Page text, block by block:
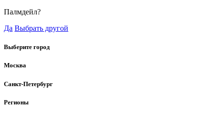
Палмдейл?
Да Выбрать другой
Выберите город
Москва
Санкт-Петербург
Регионы